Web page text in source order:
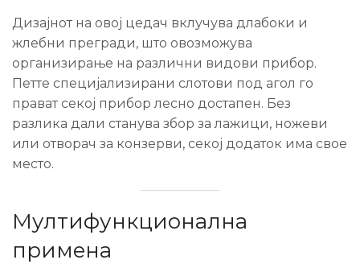
Дизајнот на овој цедач вклучува длабоки и
жлебни прегради, што овозможува
организирање на различни видови прибор.
Петте специјализирани слотови под агол го
прават секој прибор лесно достапен. Без
разлика дали станува збор за лажици, ножеви
или отворач за конзерви, секој додаток има свое
место.
Мултифункционална
примена